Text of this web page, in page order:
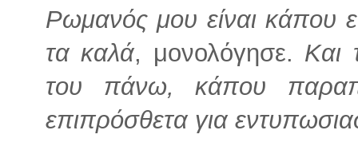
Ρωμανός μου είναι κάπου
τα καλά, μονολόγησε. Και
του πάνω, κάπου
επιπρόσθετα για